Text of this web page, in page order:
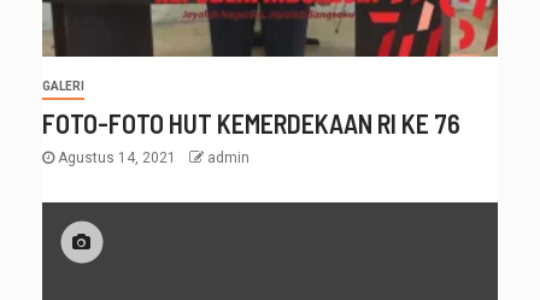
GALERI
FOTO-FOTO HUT KEMERDEKAAN RI KE 76
Agustus 14, 2021 admin